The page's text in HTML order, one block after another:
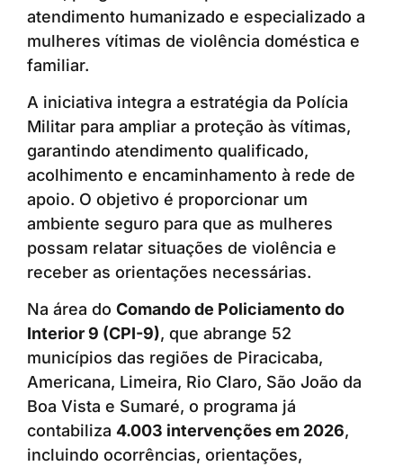
atendimento humanizado e especializado a
mulheres vítimas de violência doméstica e
familiar.
A iniciativa integra a estratégia da Polícia
Militar para ampliar a proteção às vítimas,
garantindo atendimento qualificado,
acolhimento e encaminhamento à rede de
apoio. O objetivo é proporcionar um
ambiente seguro para que as mulheres
possam relatar situações de violência e
receber as orientações necessárias.
Na área do Comando de Policiamento do
Interior 9 (CPI-9), que abrange 52
municípios das regiões de Piracicaba,
Americana, Limeira, Rio Claro, São João da
Boa Vista e Sumaré, o programa já
contabiliza 4.003 intervenções em 2026,
incluindo ocorrências, orientações,